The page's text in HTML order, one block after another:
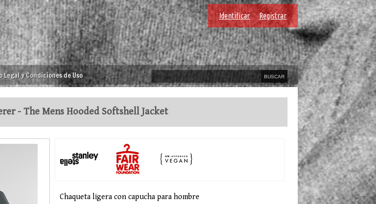
Identificar Registrar
Legal y Condiciones de Uso
- The Mens Hooded Softshell Jacket
Chaqueta ligera con capucha para hombre